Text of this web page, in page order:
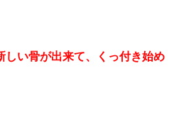
しい骨が出来て、くっ付き始め